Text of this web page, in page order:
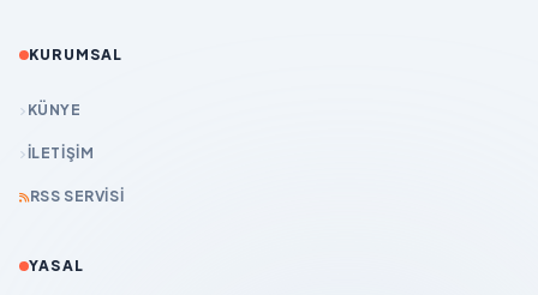
KURUMSAL
KÜNYE
İLETIŞIM
RSS SERVISI
YASAL